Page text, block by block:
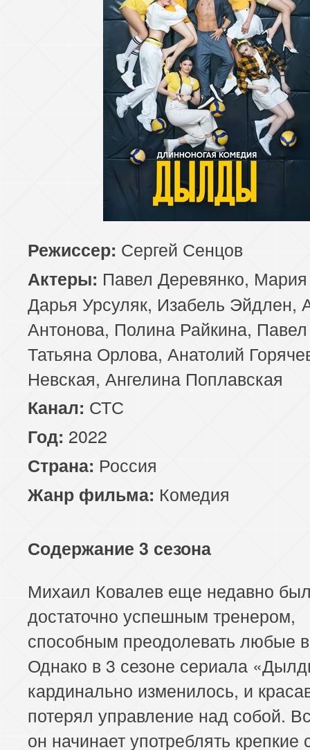
Режиссер: Сергей Сенцов
Актеры: Павел Деревянко,
Дарья Урсуляк, Изабель Эйдлен,
Антонова, Полина Райкина,
Татьяна Орлова, Анатолий
Невская, Ангелина Поплавская
Канал: СТС
Год: 2022
Страна: Россия
Жанр фильма: Комедия
Содержание 3 сезона
Михаил Ковалев еще недавно
достаточно успешным тренером,
способным преодолевать любые
Однако в 3 сезоне сериала
кардинально изменилось, и
потерял управление над собой.
он начинает употреблять крепкие